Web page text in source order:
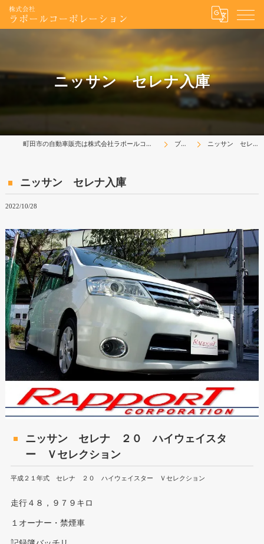
ニッサン セレナ入庫
町田市の自動車販売は株式会社ラポールコーポレーション ブログ ニッサン セレナ入庫
ニッサン セレナ入庫
2022/10/28
ニッサン セレナ ２０ ハイウェイスタ
ー Ｖセレクション
平成２１年式 セレナ ２０ ハイウェイスター Ｖセレクション
走行４８，９７９キロ
１オーナー・禁煙車